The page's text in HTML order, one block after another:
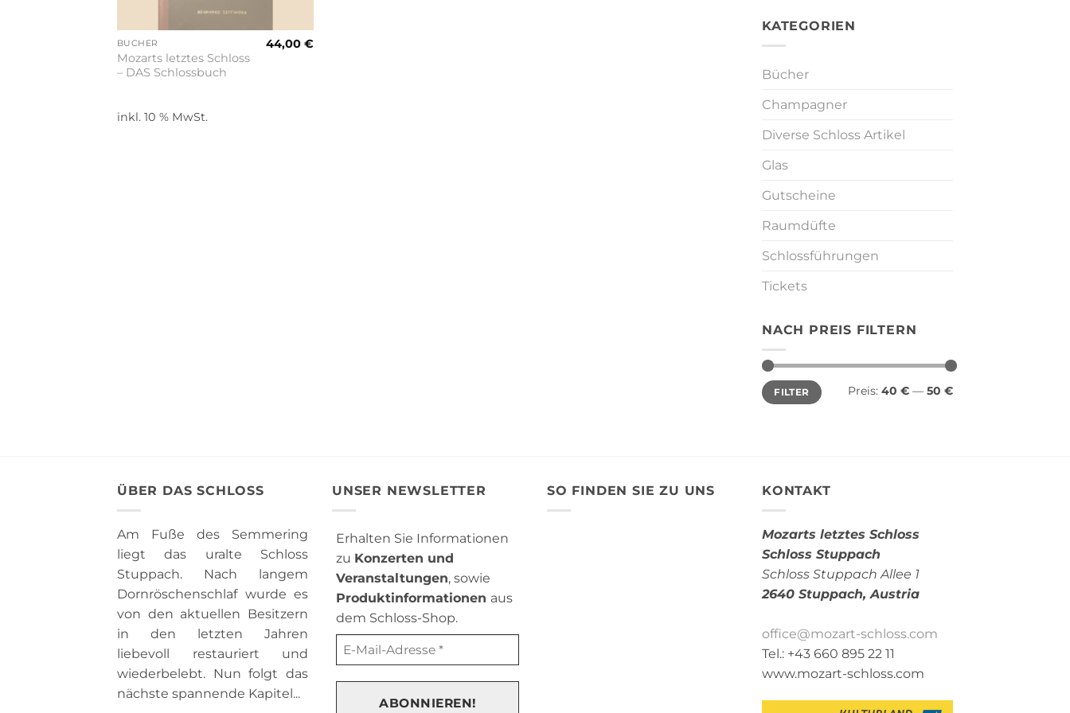
BÜCHER
Mozarts letztes Schloss
– DAS Schlossbuch
44,00 €
inkl. 10 % MwSt.
KATEGORIEN
Bücher
Champagner
Diverse Schloss Artikel
Glas
Gutscheine
Raumdüfte
Schlossführungen
Tickets
NACH PREIS FILTERN
Min.
Preis
Max.
PreisFILTER Preis: 40 € — 50 €
ÜBER DAS SCHLOSS
Am Fuße des Semmering
liegt das uralte Schloss
Stuppach. Nach langem
Dornröschenschlaf wurde es
von den aktuellen Besitzern
in den letzten Jahren
liebevoll restauriert und
wiederbelebt. Nun folgt das
nächste spannende Kapitel...
UNSER NEWSLETTER
Erhalten Sie Informationen
zu Konzerten und
Veranstaltungen, sowie
Produktinformationen aus
dem Schloss-Shop.
SO FINDEN SIE ZU UNS KONTAKT
Mozarts letztes Schloss
Schloss Stuppach
Schloss Stuppach Allee 1
2640 Stuppach,Austria
office@mozart-schloss.com
Tel.: +43 660 895 22 11
www.mozart-schloss.com